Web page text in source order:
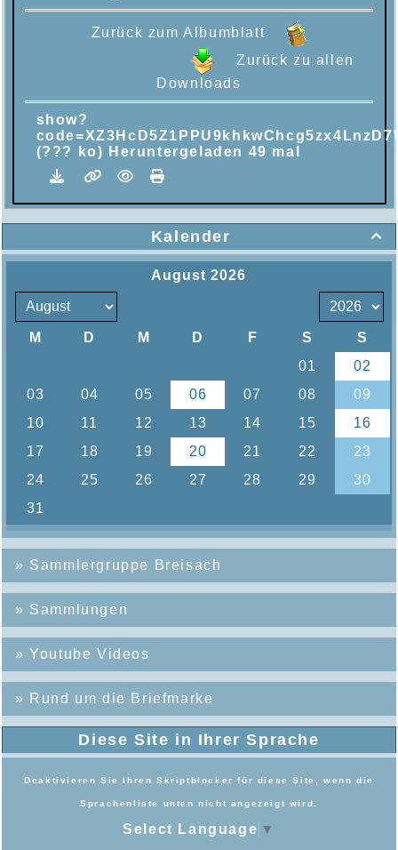

Kalender
» Sammlergruppe Breisach
» Sammlungen
»Youtube Videos
» Rund um die Briefmarke
Diese Site in Ihrer Sprache
Deaktivieren Sie Ihren Skriptblocker für diese Site, wenn die
Sprachenliste unten nicht angezeigt wird.
Select Language ▼
Zurück zum Albumblatt
Zurück zu allen
Downloads
show?
(??? ko) Heruntergeladen 49 mal